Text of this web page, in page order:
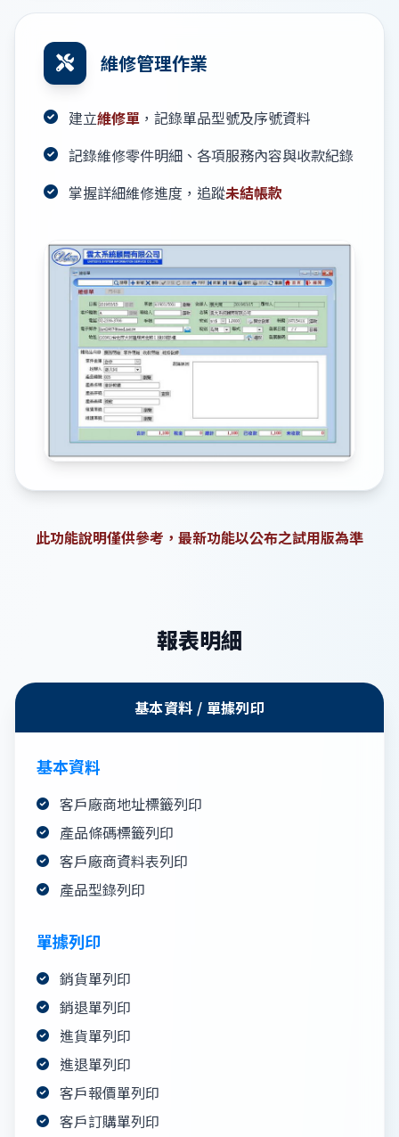
維修管理作業
建立維修單 ，記錄單品型號及序號資料
記錄維修零件明細、各項服務內容與收款紀錄
掌握詳細維修進度，追蹤未結帳款
此功能說明僅供參考，最新功能以公布之試用版為準
報表明細
基本資料 / 單據列印
基本資料
客戶廠商地址標籤列印
產品條碼標籤列印
客戶廠商資料表列印
產品型錄列印
單據列印
銷貨單列印
銷退單列印
進貨單列印
進退單列印
客戶報價單列印
客戶訂購單列印